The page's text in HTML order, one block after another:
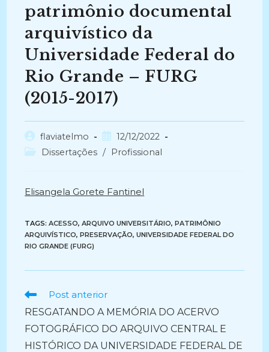
patrimônio documental
arquivístico da
Universidade Federal do
Rio Grande – FURG
(2015-2017)
Autor
do
flaviatelmo
Post
publicado:
12/12/2022
Categoria
Dissertações / Profissional
Elisangela Gorete Fantinel
TAGS:ACESSO, ARQUIVO UNIVERSITÁRIO, PATRIMÔNIO
ARQUIVÍSTICO, PRESERVAÇÃO, UNIVERSIDADE FEDERAL DO
RIO GRANDE (FURG)
Ler
artigos
Post anterior
RESGATANDO A MEMÓRIA DO ACERVO
FOTOGRÁFICO DO ARQUIVO CENTRAL E
HISTÓRICO DA UNIVERSIDADE FEDERAL DE